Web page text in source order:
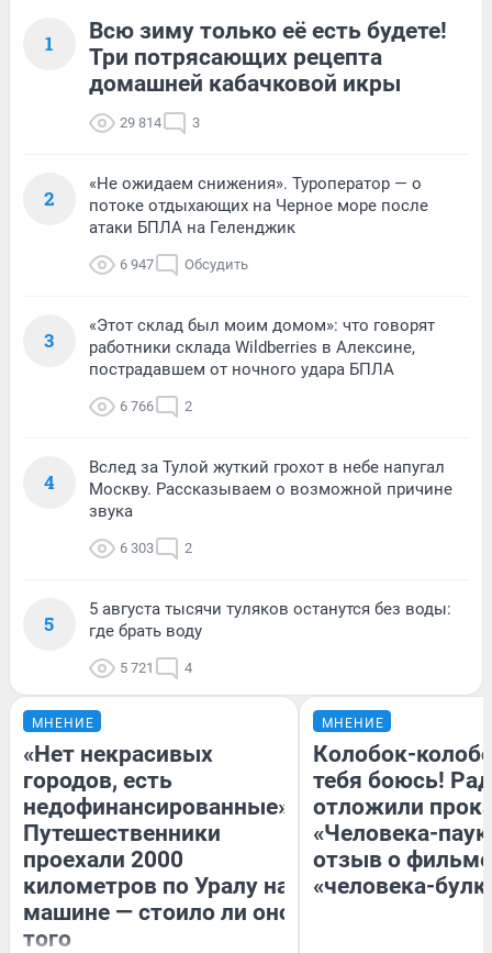
1
Всю зиму только её есть будете!
Три потрясающих рецепта
домашней кабачковой икры
29 814 3
2
«Не ожидаем снижения». Туроператор — о
потоке отдыхающих на Черное море после
атаки БПЛА на Геленджик
6 947 Обсудить
3
«Этот склад был моим домом»: что говорят
работники склада Wildberries в Алексине,
пострадавшем от ночного удара БПЛА
6 766 2
4
Вслед за Тулой жуткий грохот в небе напугал
Москву. Рассказываем о возможной причине
звука
6 303 2
5
5 августа тысячи туляков останутся без воды:
где брать воду
5 721 4
МНЕНИЕ
«Нет некрасивых
городов, есть
недофинансированные».
Путешественники
проехали 2000
километров по Уралу на
машине — стоило ли оно
того
МНЕНИЕ
Колобок-
тебя боюсь!
отложили
«Человека-
отзыв о
«человека-